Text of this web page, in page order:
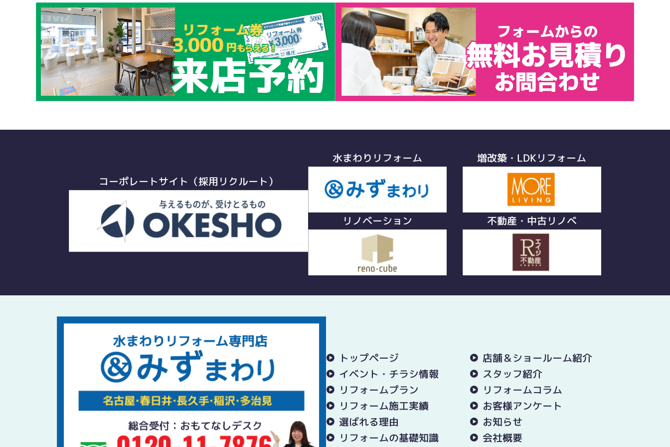
コーポレートサイト（採用リクルート）
水まわりリフォーム 増改築・LDKリフォーム
リノベーション 不動産・中古リノベ
トップページ
店舗＆ショールーム紹介
イベント・チラシ情報
スタッフ紹介
リフォームプラン
リフォームコラム
リフォーム施工実績
お客様アンケート
選ばれる理由
お知らせ
リフォームの基礎知識
会社概要